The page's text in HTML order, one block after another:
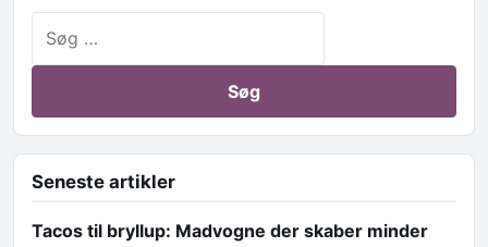
Seneste artikler
Tacos til bryllup: Madvogne der skaber minder